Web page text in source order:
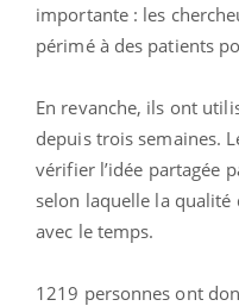
importante : les
périmé à des patients
En revanche, ils ont
depuis trois semaines.
vérifier l’idée partagée
selon laquelle la qualité
avec le temps.
1219 personnes ont